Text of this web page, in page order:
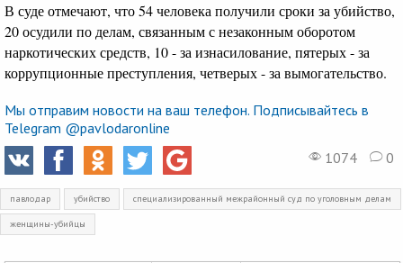
В суде отмечают, что 54 человека получили сроки за убийство,
20 осудили по делам, связанным с незаконным оборотом
наркотических средств, 10 - за изнасилование, пятерых - за
коррупционные преступления, четверых - за вымогательство.
Мы отправим новости на ваш телефон. Подписывайтесь в
Telegram @pavlodaronline
1074
0
павлодар убийство специализированный межрайонный суд по уголовным делам
женщины-убийцы